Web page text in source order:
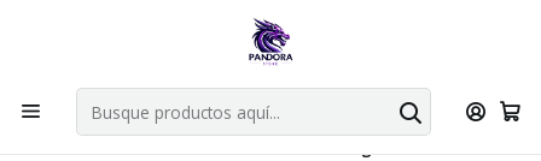
Por compras en cartas singles superiores a 49.990 el envio es
Explorar singles
Inicio Juegos de cartas TCG Pokémon TCG
Singles de Pokémon